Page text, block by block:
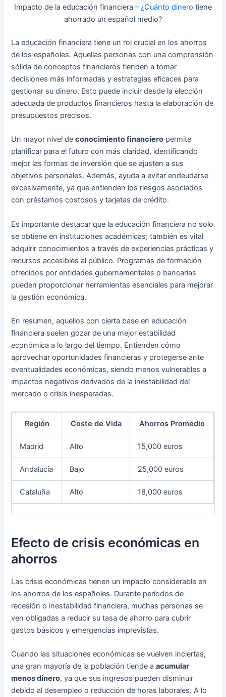
Impacto de la educación financiera –¿Cuánto dinero tiene
ahorrado un español medio?
La educación financiera tiene un rol crucial en los ahorros
de los españoles. Aquellas personas con una comprensión
sólida de conceptos financieros tienden a tomar
decisiones más informadas y estrategias eficaces para
gestionar su dinero. Esto puede incluir desde la elección
adecuada de productos financieros hasta la elaboración de
presupuestos precisos.
Un mayor nivel deconocimiento financiero permite
planificar para el futuro con más claridad, identificando
mejor las formas de inversión que se ajusten a sus
objetivos personales. Además, ayuda a evitar endeudarse
excesivamente, ya que entienden los riesgos asociados
con préstamos costosos y tarjetas de crédito.
Es importante destacar que la educación financiera no solo
se obtiene en instituciones académicas; también es vital
adquirir conocimientos a través de experiencias prácticas y
recursos accesibles al público. Programas de formación
ofrecidos por entidades gubernamentales o bancarias
pueden proporcionar herramientas esenciales para mejorar
la gestión económica.
En resumen, aquellos con cierta base en educación
financiera suelen gozar de una mejor estabilidad
económica a lo largo del tiempo. Entienden cómo
aprovechar oportunidades financieras y protegerse ante
eventualidades económicas, siendo menos vulnerables a
impactos negativos derivados de la inestabilidad del
mercado o crisis inesperadas.
Región Coste de Vida Ahorros Promedio
Madrid Alto 15,000 euros
Andalucía Bajo 25,000 euros
Cataluña Alto 18,000 euros
Efecto de crisis económicas en
ahorros
Las crisis económicas tienen un impacto considerable en
los ahorros de los españoles. Durante períodos de
recesión o inestabilidad financiera, muchas personas se
ven obligadas a reducir su tasa de ahorro para cubrir
gastos básicos y emergencias imprevistas.
Cuando las situaciones económicas se vuelven inciertas,
una gran mayoría de la población tiende aacumular
menos dinero, ya que sus ingresos pueden disminuir
debido al desempleo o reducción de horas laborales. A lo